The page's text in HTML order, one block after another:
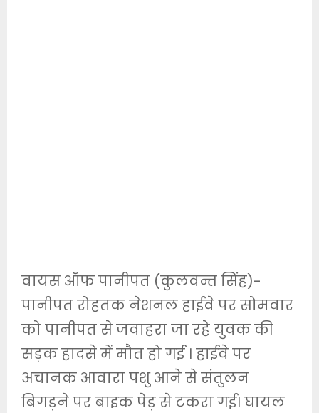
वायस ऑफ पानीपत (कुलवन्त सिंह)-
पानीपत रोहतक नेशनल हाईवे पर सोमवार
को पानीपत से जवाहरा जा रहे युवक की
सड़क हादसे में मौत हो गई । हाईवे पर
अचानक आवारा पशु आने से संतुलन
बिगड़ने पर बाइक पेड़ से टकरा गई। घायल